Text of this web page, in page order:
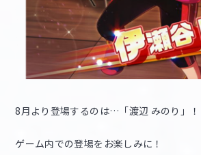
8月より登場するのは…「渡辺 みのり」！
ゲーム内での登場をお楽しみに！